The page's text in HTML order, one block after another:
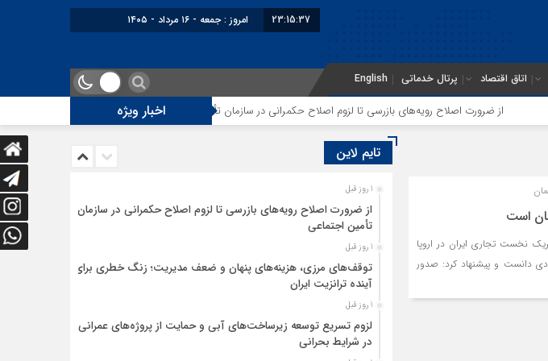
23:15:37 امروز : جمعه - ۱۶ مرداد - ۱۴۰۵
اتاق اقتصاد پرتال خدماتی English
اخبار ویژه از ضرورت اصلاح رویه‌های بازرسی تا لزوم اصلاح حکمرانی در سازمان تأمین اجتماعی توقف‌های مرزی، هزینه‌های
است
نخست تجاری ایران در اروپا
دانست و پیشنهاد کرد: صدور
تایم لاین
1 روز قبل
از ضرورت اصلاح رویه‌های بازرسی تا لزوم اصلاح حکمرانی در سازمان
تأمین اجتماعی
1 روز قبل
توقف‌های مرزی، هزینه‌های پنهان و ضعف مدیریت؛ زنگ خطری برای
آینده ترانزیت ایران
1 روز قبل
لزوم تسریع توسعه زیرساخت‌های آبی و حمایت از پروژه‌های عمرانی
در شرایط بحرانی